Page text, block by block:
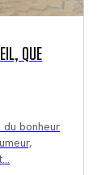
QUE
du bonheur